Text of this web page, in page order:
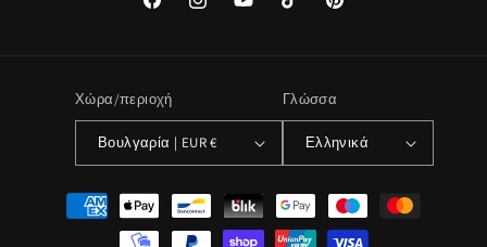
FacebookInstagramYouTubeTikTok Pinterest
Χώρα/περιοχή
Βουλγαρία | EUR €
Γλώσσα
Ελληνικά
Μέθοδοι
πληρωμής